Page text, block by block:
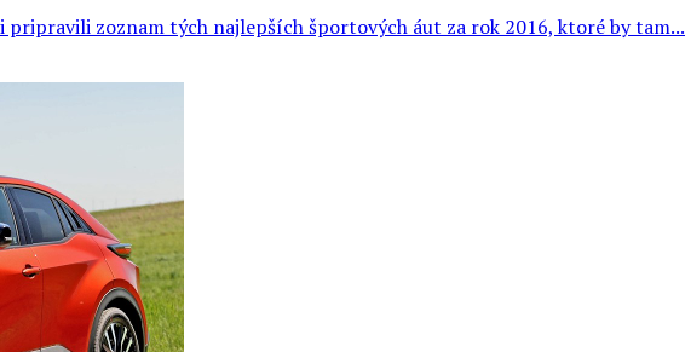
pripravili zoznam tých najlepších športových áut za rok 2016, ktoré by tam...